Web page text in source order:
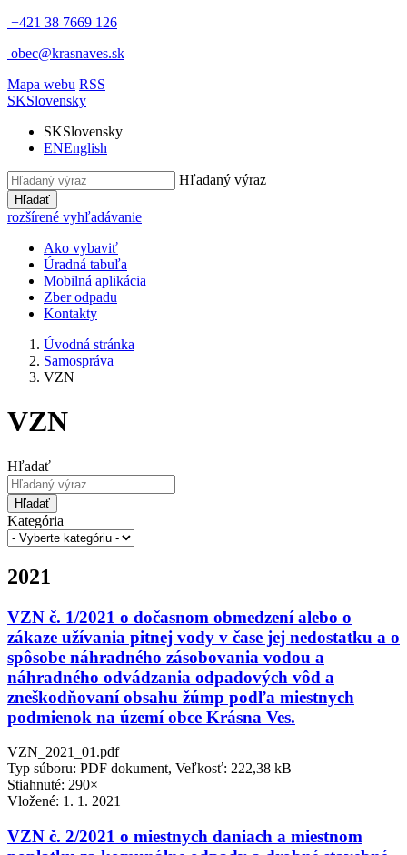
+421 38 7669 126
obec@krasnaves.sk
Mapa webu RSS
SKSlovensky
SKSlovensky
ENEnglish
Hľadaný výraz
Hľadať
rozšírené vyhľadávanie
Ako vybaviť
Úradná tabuľa
Mobilná aplikácia
Zber odpadu
Kontakty
Úvodná stránka
Samospráva
VZN
VZN
Hľadať
Hľadať
Kategória
2021
VZN č. 1/2021 o dočasnom obmedzení alebo o
zákaze užívania pitnej vody v čase jej nedostatku a o
spôsobe náhradného zásobovania vodou a
náhradného odvádzania odpadových vôd a
zneškodňovaní obsahu žúmp podľa miestnych
podmienok na území obce Krásna Ves.
VZN_2021_01.pdf
Typ súboru: PDF dokument, Veľkosť: 222,38 kB
Stiahnuté: 290×
Vložené: 1. 1. 2021
VZN č. 2/2021 o miestnych daniach a miestnom